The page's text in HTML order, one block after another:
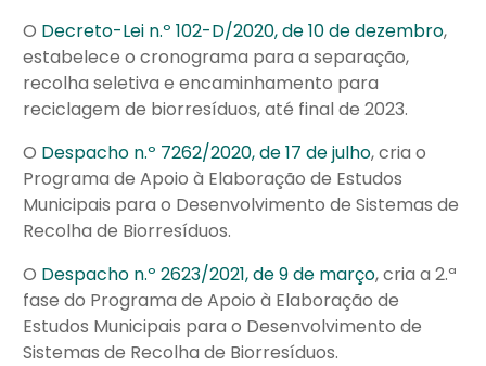
O Decreto-Lei n.º 102-D/2020, de 10 de dezembro,
estabelece o cronograma para a separação,
recolha seletiva e encaminhamento para
reciclagem de biorresíduos, até final de 2023.
O Despacho n.º 7262/2020, de 17 de julho, cria o
Programa de Apoio à Elaboração de Estudos
Municipais para o Desenvolvimento de Sistemas de
Recolha de Biorresíduos.
O Despacho n.º 2623/2021, de 9 de março, cria a 2.ª
fase do Programa de Apoio à Elaboração de
Estudos Municipais para o Desenvolvimento de
Sistemas de Recolha de Biorresíduos.